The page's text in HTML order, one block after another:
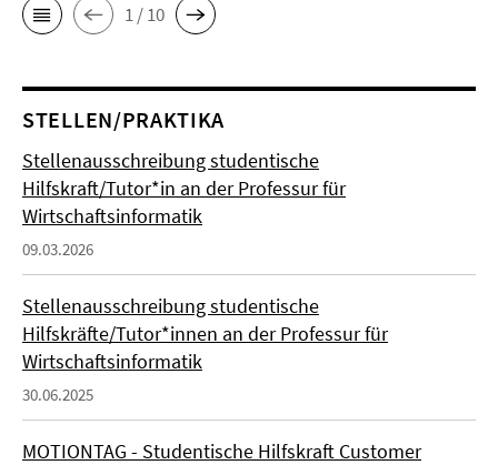
1 / 10
STELLEN/PRAKTIKA
Stellenausschreibung studentische
Hilfskraft/Tutor*in an der Professur für
Wirtschaftsinformatik
09.03.2026
Stellenausschreibung studentische
Hilfskräfte/Tutor*innen an der Professur für
Wirtschaftsinformatik
30.06.2025
MOTIONTAG - Studentische Hilfskraft Customer